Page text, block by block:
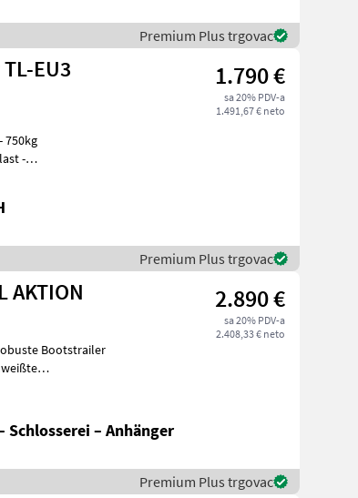
Premium Plus trgovac
EU3
1.790 €
sa 20% PDV-a
1.491,67 € neto
-
Premium Plus trgovac
AKTION 2.890 €
sa 20% PDV-a
2.408,33 € neto
Schlosserei – Anhänger
Premium Plus trgovac